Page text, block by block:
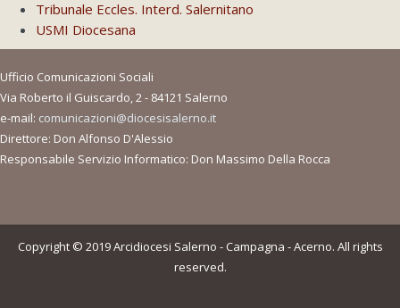
Tribunale Eccles. Interd. Salernitano
USMI Diocesana
Ufficio Comunicazioni Sociali
Via Roberto il Guiscardo, 2 - 84121 Salerno
e-mail: comunicazioni@diocesisalerno.it
Direttore: Don Alfonso D'Alessio
Responsabile Servizio Informatico: Don Massimo Della Rocca
Copyright © 2019 Arcidiocesi Salerno - Campagna - Acerno. All rights
reserved.